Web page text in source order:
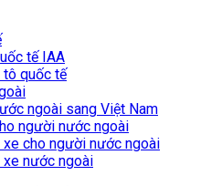
tế IAA
quốc tế
ngoài sang Việt Nam
người nước ngoài
cho người nước ngoài
nước ngoài